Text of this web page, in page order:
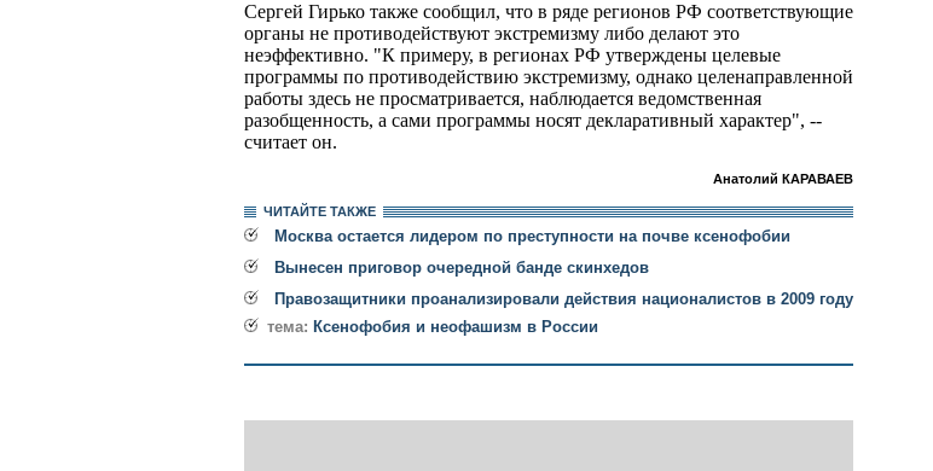
Сергей Гирько также сообщил, что в ряде регионов РФ соответствующие
органы не противодействуют экстремизму либо делают это
неэффективно. "К примеру, в регионах РФ утверждены целевые
программы по противодействию экстремизму, однако целенаправленной
работы здесь не просматривается, наблюдается ведомственная
разобщенность, а сами программы носят декларативный характер", --
считает он.
Анатолий КАРАВАЕВ
ЧИТАЙТЕ ТАКЖЕ
Москва остается лидером по преступности на почве ксенофобии
Вынесен приговор очередной банде скинхедов
Правозащитники проанализировали действия националистов в 2009 году
тема: Ксенофобия и неофашизм в России